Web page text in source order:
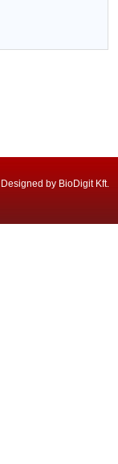
by BioDigit Kft.